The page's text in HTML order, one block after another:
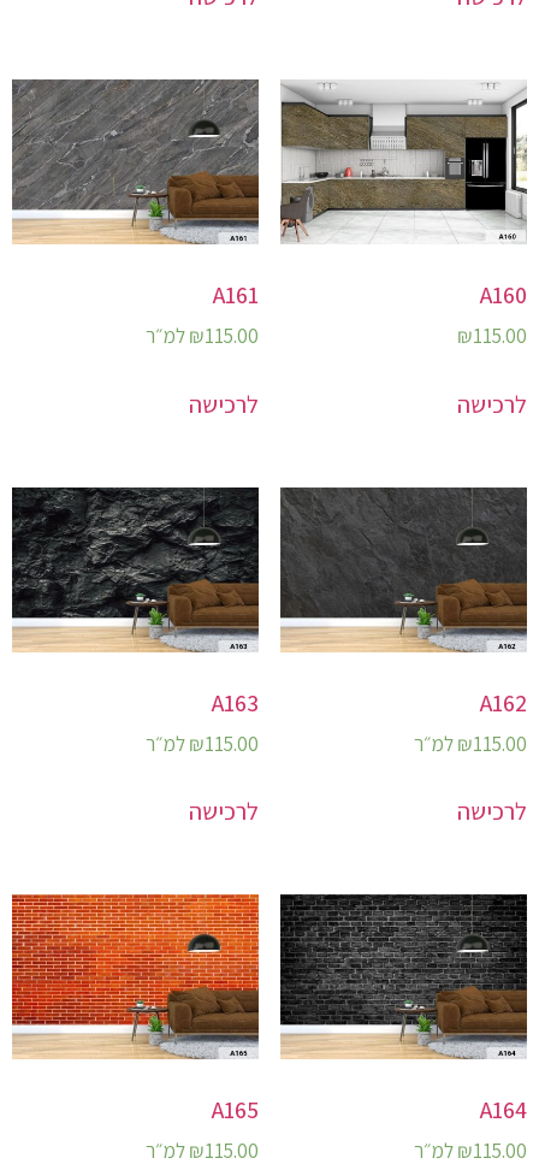
A160
₪115.00
לרכישה
A161
₪115.00 למ״ר
לרכישה
A162
₪115.00 למ״ר
לרכישה
A163
₪115.00 למ״ר
לרכישה
A164
₪115.00 למ״ר
A165
₪115.00 למ״ר